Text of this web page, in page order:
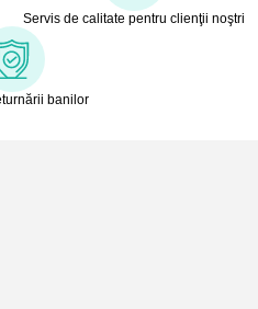
Servis de calitate pentru clienţii noştri
banilor